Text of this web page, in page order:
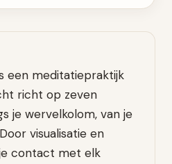
een meditatiepraktijk
richt op zeven
je wervelkolom, van je
visualisatie en
contact met elk